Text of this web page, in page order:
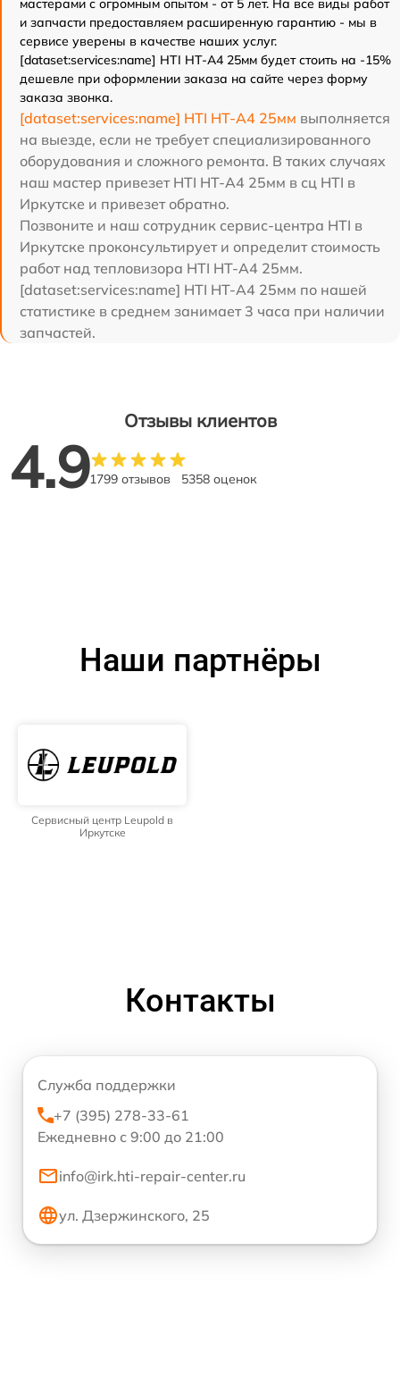
мастерами с огромным опытом - от 5 лет. На все виды работ
и запчасти предоставляем расширенную гарантию - мы в
сервисе уверены в качестве наших услуг.
[dataset:services:name] HTI HT-A4 25мм будет стоить на -15%
дешевле при оформлении заказа на сайте через форму
заказа звонка.
[dataset:services:name] HTI HT-A4 25мм выполняется
на выезде, если не требует специализированного
оборудования и сложного ремонта. В таких случаях
наш мастер привезет HTI HT-A4 25мм в сц HTI в
Иркутске и привезет обратно.
Позвоните и наш сотрудник сервис-центра HTI в
Иркутске проконсультирует и определит стоимость
работ над тепловизора HTI HT-A4 25мм.
[dataset:services:name] HTI HT-A4 25мм по нашей
статистике в среднем занимает 3 часа при наличии
запчастей.
Отзывы клиентов
4.91799 отзывов 5358 оценок
Наши партнёры
Сервисный центр Leupold в
Иркутске
Контакты
Служба поддержки
+7 (395) 278-33-61
Ежедневно с 9:00 до 21:00
info@irk.hti-repair-center.ru
ул. Дзержинского, 25